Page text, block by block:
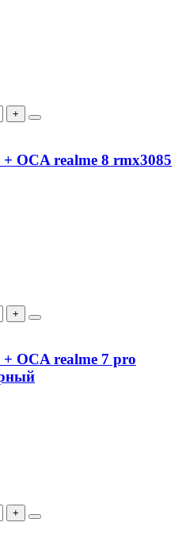
+
OCA realme 8 rmx3085
+
OCA realme 7 pro
+